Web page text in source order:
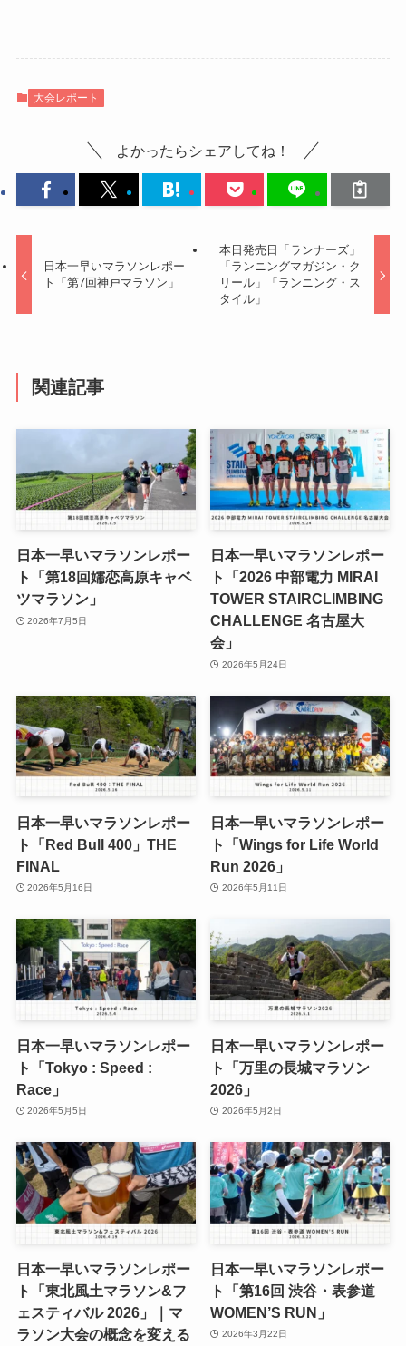
大会レポート
よかったらシェアしてね！
日本一早いマラソンレポー
ト「第7回神戸マラソン」
本日発売日「ランナーズ」
「ランニングマガジン・ク
リール」「ランニング・ス
タイル」
関連記事
日本一早いマラソンレポー
ト「第18回嬬恋高原キャベ
ツマラソン」
2026年7月5日
日本一早いマラソンレポー
ト「2026 中部電力 MIRAI
TOWER STAIRCLIMBING
CHALLENGE 名古屋大
会」
2026年5月24日
日本一早いマラソンレポー
ト「Red Bull 400」THE
FINAL
2026年5月16日
日本一早いマラソンレポー
ト「Wings for Life World
Run 2026」
2026年5月11日
日本一早いマラソンレポー
ト「Tokyo : Speed :
Race」
2026年5月5日
日本一早いマラソンレポー
ト「万里の長城マラソン
2026」
2026年5月2日
日本一早いマラソンレポー
ト「東北風土マラソン&フ
ェスティバル 2026」｜マ
ラソン大会の概念を変える
日本一早いマラソンレポー
ト「第16回 渋谷・表参道
WOMEN’S RUN」
2026年3月22日